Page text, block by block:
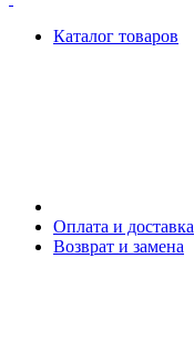
Каталог товаров
Оплата и доставка
Возврат и замена